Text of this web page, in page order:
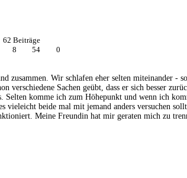
62 Beiträge
8
54 0
zusammen. Wir schlafen eher selten miteinander
verschiedene Sachen geübt, dass er sich besser
Selten komme ich zum Höhepunkt und wenn ich
vieleicht beide mal mit jemand anders versuchen
Meine Freundin hat mir geraten mich zu